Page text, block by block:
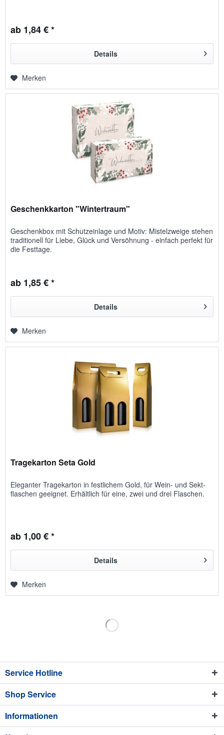
ab 1,84 € *
Details
Merken
Geschenkkarton "Wintertraum"
Geschenkbox mit Schutzeinlage und Motiv: Mistelzweige stehen
traditionell für Liebe, Glück und Versöhnung - einfach perfekt für
die Festtage.
ab 1,85 € *
Details
Merken
Tragekarton Seta Gold
Eleganter Tragekarton in fest­lichem Gold, für Wein- und Sekt­
flaschen geeignet. E­rhält­lich für eine, zwei und drei Flaschen.
ab 1,00 € *
Details
Merken
Service Hotline
Shop Service
Informationen